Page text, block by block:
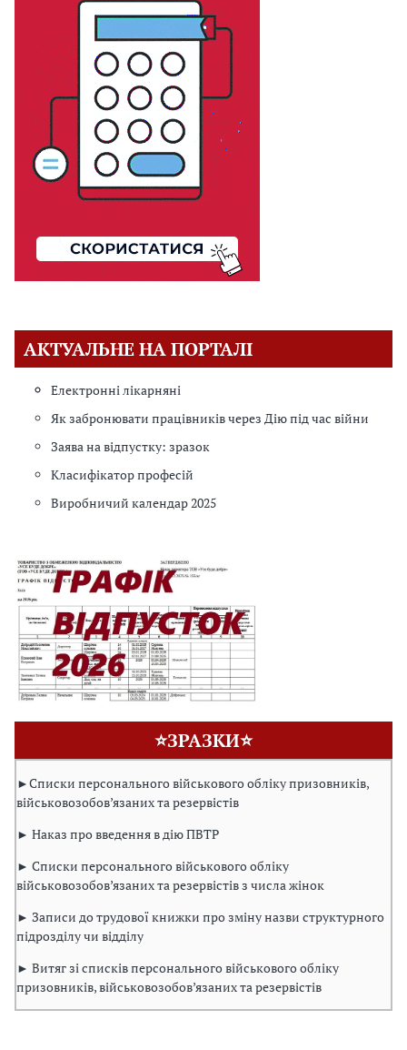
АКТУАЛЬНЕ НА ПОРТАЛІ
Електронні лікарняні
Як забронювати працівників через Дію під час війни
Заява на відпустку: зразок
Класифікатор професій
Виробничий календар 2025
⭐ЗРАЗКИ⭐
►Списки персонального військового обліку призовників,
військовозобов’язаних та резервістів
► Наказ про введення в дію ПВТР
► Списки персонального військового обліку
військовозобов’язаних та резервістів з числа жінок
► Записи до трудової книжки про зміну назви структурного
підрозділу чи відділу
► Витяг зі списків персонального військового обліку
призовників, військовозобов’язаних та резервістів